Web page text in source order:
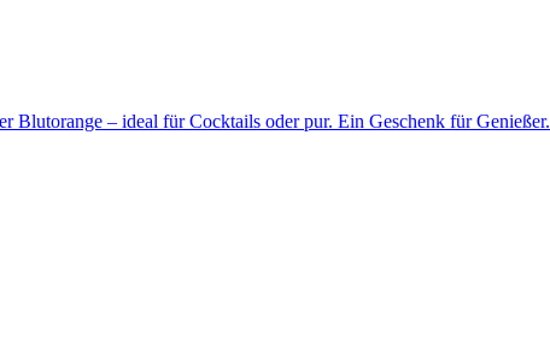
– ideal für Cocktails oder pur. Ein Geschenk für Genießer.